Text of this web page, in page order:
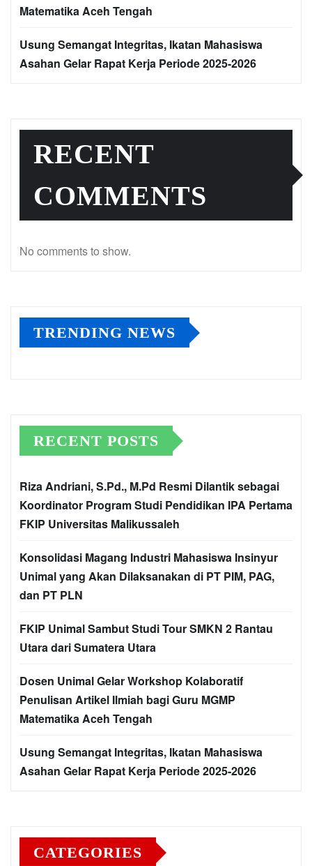
Matematika Aceh Tengah
Usung Semangat Integritas, Ikatan Mahasiswa
Asahan Gelar Rapat Kerja Periode 2025-2026
RECENT
COMMENTS
No comments to show.
TRENDING NEWS
RECENT POSTS
Riza Andriani, S.Pd., M.Pd Resmi Dilantik sebagai
Koordinator Program Studi Pendidikan IPA Pertama
FKIP Universitas Malikussaleh
Konsolidasi Magang Industri Mahasiswa Insinyur
Unimal yang Akan Dilaksanakan di PT PIM, PAG,
dan PT PLN
FKIP Unimal Sambut Studi Tour SMKN 2 Rantau
Utara dari Sumatera Utara
Dosen Unimal Gelar Workshop Kolaboratif
Penulisan Artikel Ilmiah bagi Guru MGMP
Matematika Aceh Tengah
Usung Semangat Integritas, Ikatan Mahasiswa
Asahan Gelar Rapat Kerja Periode 2025-2026
CATEGORIES